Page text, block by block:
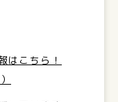
はこちら！